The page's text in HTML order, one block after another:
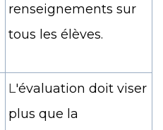
renseignements sur
tous les élèves.
L'évaluation doit viser
plus que la